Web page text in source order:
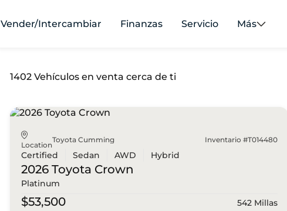
Vender/Intercambiar Finanzas Servicio Más
1402 Vehículos en venta cerca de ti
Location
Toyota Cumming Inventario #T014480
Certified Sedan AWD Hybrid
2026 Toyota Crown
Platinum
$53,500 542 Millas